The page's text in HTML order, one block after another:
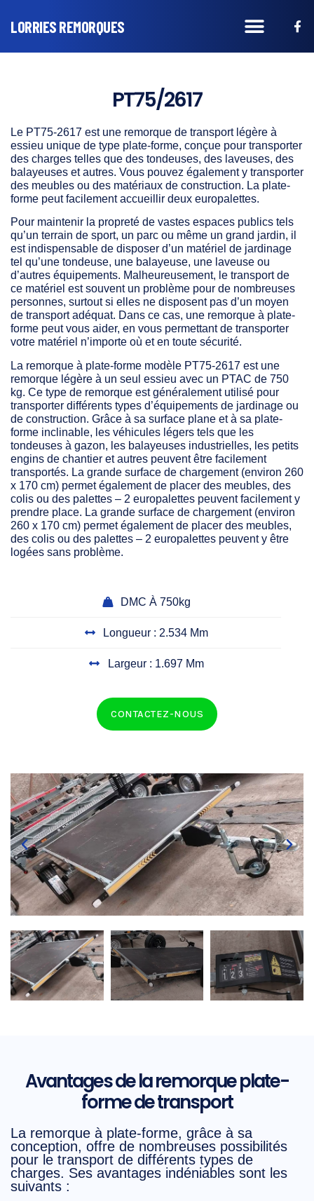
LORRIES REMORQUES
PT75/2617
Le PT75-2617 est une remorque de transport légère à
essieu unique de type plate-forme, conçue pour transporter
des charges telles que des tondeuses, des laveuses, des
balayeuses et autres. Vous pouvez également y transporter
des meubles ou des matériaux de construction. La plate-
forme peut facilement accueillir deux europalettes.
Pour maintenir la propreté de vastes espaces publics tels
qu’un terrain de sport, un parc ou même un grand jardin, il
est indispensable de disposer d’un matériel de jardinage
tel qu’une tondeuse, une balayeuse, une laveuse ou
d’autres équipements. Malheureusement, le transport de
ce matériel est souvent un problème pour de nombreuses
personnes, surtout si elles ne disposent pas d’un moyen
de transport adéquat. Dans ce cas, une remorque à plate-
forme peut vous aider, en vous permettant de transporter
votre matériel n’importe où et en toute sécurité.
La remorque à plate-forme modèle PT75-2617 est une
remorque légère à un seul essieu avec un PTAC de 750
kg. Ce type de remorque est généralement utilisé pour
transporter différents types d’équipements de jardinage ou
de construction. Grâce à sa surface plane et à sa plate-
forme inclinable, les véhicules légers tels que les
tondeuses à gazon, les balayeuses industrielles, les petits
engins de chantier et autres peuvent être facilement
transportés. La grande surface de chargement (environ 260
x 170 cm) permet également de placer des meubles, des
colis ou des palettes – 2 europalettes peuvent facilement y
prendre place. La grande surface de chargement (environ
260 x 170 cm) permet également de placer des meubles,
des colis ou des palettes – 2 europalettes peuvent y être
logées sans problème.
DMC À 750kg
Longueur : 2.534 Mm
Largeur : 1.697 Mm
CONTACTEZ-NOUS
Avantages de la remorque plate-
forme de transport
La remorque à plate-forme, grâce à sa
conception, offre de nombreuses possibilités
pour le transport de différents types de
charges. Ses avantages indéniables sont les
suivants :